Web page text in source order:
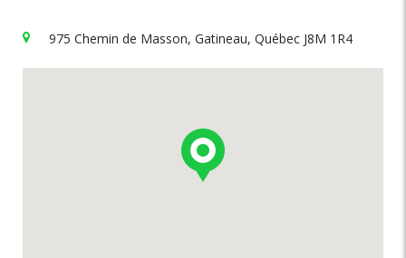
975 Chemin de Masson, Gatineau, Québec J8M 1R4